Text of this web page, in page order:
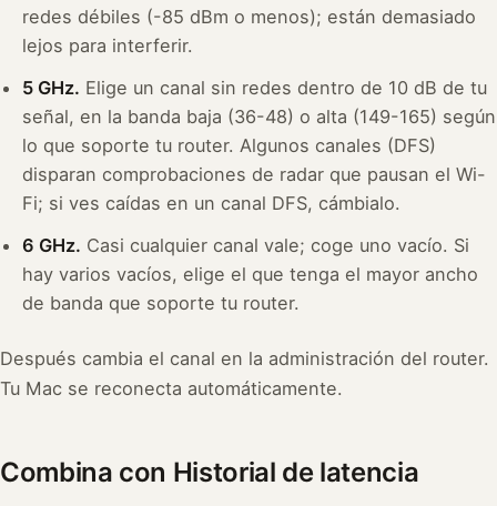
redes débiles (-85 dBm o menos); están demasiado
lejos para interferir.
5 GHz. Elige un canal sin redes dentro de 10 dB de tu
señal, en la banda baja (36-48) o alta (149-165) según
lo que soporte tu router. Algunos canales (DFS)
disparan comprobaciones de radar que pausan el Wi-
Fi; si ves caídas en un canal DFS, cámbialo.
6 GHz. Casi cualquier canal vale; coge uno vacío. Si
hay varios vacíos, elige el que tenga el mayor ancho
de banda que soporte tu router.
Después cambia el canal en la administración del router.
Tu Mac se reconecta automáticamente.
Combina con Historial de latencia